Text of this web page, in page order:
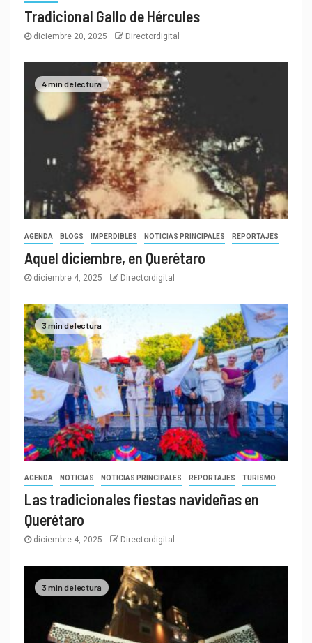
Tradicional Gallo de Hércules
diciembre 20, 2025 Directordigital
4 min de lectura
AGENDA BLOGS IMPERDIBLES NOTICIAS PRINCIPALES REPORTAJES
Aquel diciembre, en Querétaro
diciembre 4, 2025 Directordigital
3 min de lectura
AGENDA NOTICIAS NOTICIAS PRINCIPALES REPORTAJES TURISMO
Las tradicionales fiestas navideñas en
Querétaro
diciembre 4, 2025 Directordigital
3 min de lectura